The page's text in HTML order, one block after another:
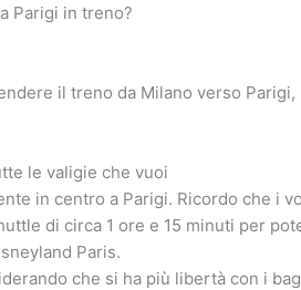
Parigi in treno?
il treno da Milano verso Parigi,
le valigie che vuoi
in centro a Parigi. Ricordo che i
di circa 1 ore e 15 minuti per
Paris.
che si ha più libertà con i